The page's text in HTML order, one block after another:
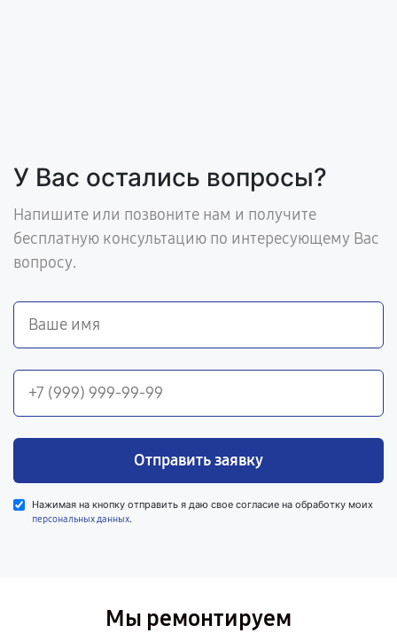
У Вас остались вопросы?
Напишите или позвоните нам и получите
бесплатную консультацию по интересующему Вас
вопросу.
Отправить заявку
Нажимая на кнопку отправить я даю свое согласие на обработку моих
персональных данных.
Мы ремонтируем